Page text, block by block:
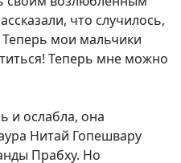
что случилось,
мои мальчики
Теперь мне можно
и ослабла, она
Нитай Гопешвару
Прабху. Но